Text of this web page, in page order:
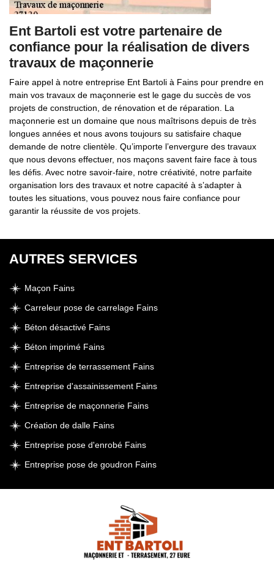
Ent Bartoli est votre partenaire de
confiance pour la réalisation de divers
travaux de maçonnerie
Faire appel à notre entreprise Ent Bartoli à Fains pour prendre en
main vos travaux de maçonnerie est le gage du succès de vos
projets de construction, de rénovation et de réparation. La
maçonnerie est un domaine que nous maîtrisons depuis de très
longues années et nous avons toujours su satisfaire chaque
demande de notre clientèle. Qu’importe l’envergure des travaux
que nous devons effectuer, nos maçons savent faire face à tous
les défis. Avec notre savoir-faire, notre créativité, notre parfaite
organisation lors des travaux et notre capacité à s’adapter à
toutes les situations, vous pouvez nous faire confiance pour
garantir la réussite de vos projets.
AUTRES SERVICES
Maçon Fains
Carreleur pose de carrelage Fains
Béton désactivé Fains
Béton imprimé Fains
Entreprise de terrassement Fains
Entreprise d'assainissement Fains
Entreprise de maçonnerie Fains
Création de dalle Fains
Entreprise pose d'enrobé Fains
Entreprise pose de goudron Fains